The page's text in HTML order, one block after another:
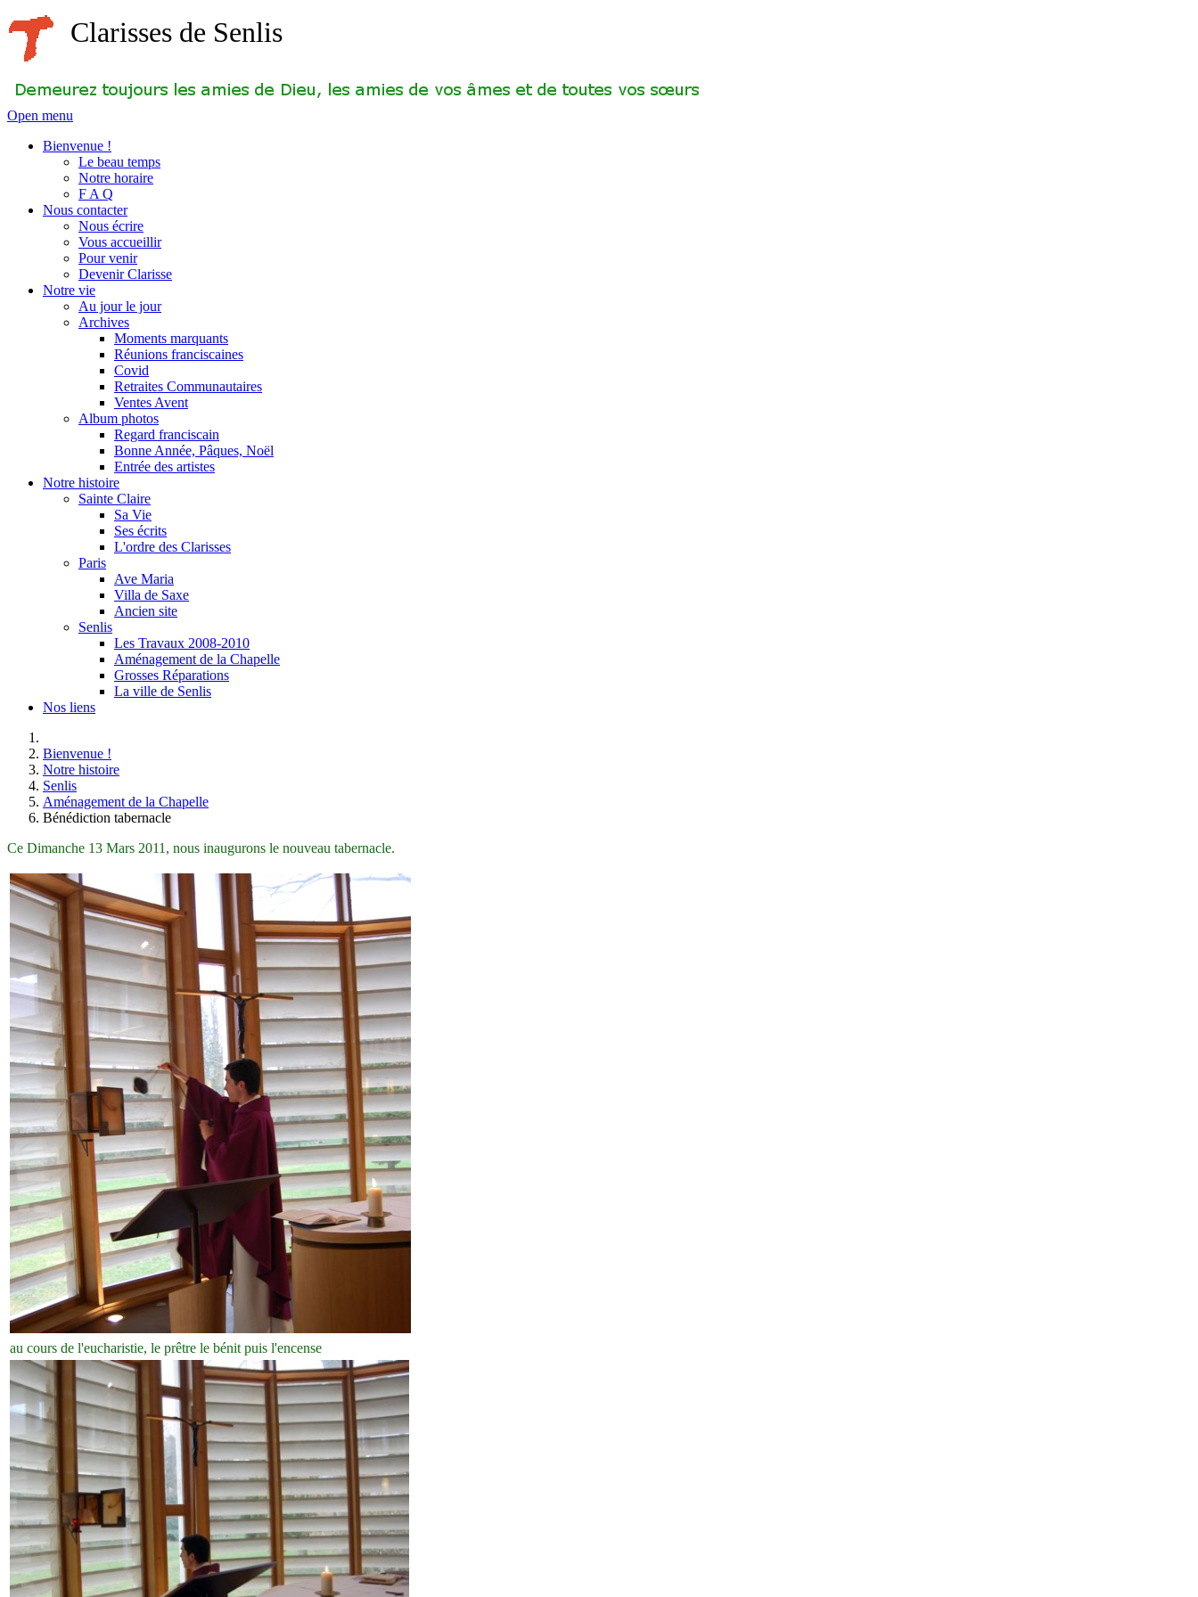
Clarisses de Senlis
Open menu
Bienvenue !
Le beau temps
Notre horaire
F A Q
Nous contacter
Nous écrire
Vous accueillir
Pour venir
Devenir Clarisse
Notre vie
Au jour le jour
Archives
Moments marquants
Réunions franciscaines
Covid
Retraites Communautaires
Ventes Avent
Album photos
Regard franciscain
Bonne Année, Pâques, Noël
Entrée des artistes
Notre histoire
Sainte Claire
Sa Vie
Ses écrits
L'ordre des Clarisses
Paris
Ave Maria
Villa de Saxe
Ancien site
Senlis
Les Travaux 2008-2010
Aménagement de la Chapelle
Grosses Réparations
La ville de Senlis
Nos liens
Bienvenue !
Notre histoire
Senlis
Aménagement de la Chapelle
Bénédiction tabernacle
Ce Dimanche 13 Mars 2011, nous inaugurons le nouveau tabernacle.
au cours de l'eucharistie, le prêtre le bénit puis l'encense